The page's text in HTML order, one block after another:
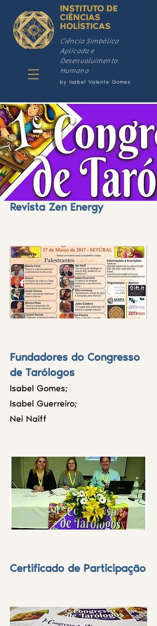
INSTITUTO DE
CIÊNCIAS
HOLÍSTICAS
by Isabel Valente Gomes
Ciência Simbólica
Aplicada e
Desenvolvimento
Humano
Revista Zen Energy
Fundadores do Congresso
de Tarólogos
Isabel Gomes;
Isabel Guerreiro;
Nei Naiff
Certificado de Participação